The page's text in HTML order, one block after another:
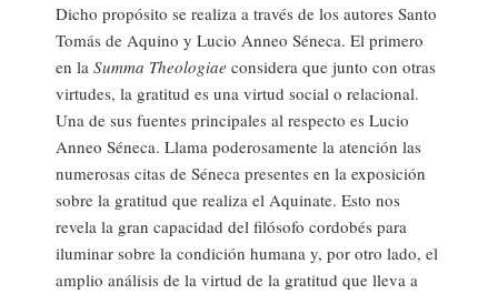
Dicho propósito se realiza a través de los autores Santo
Tomás de Aquino y Lucio Anneo Séneca. El primero
en la Summa Theologiae considera que junto con otras
virtudes, la gratitud es una virtud social o relacional.
Una de sus fuentes principales al respecto es Lucio
Anneo Séneca. Llama poderosamente la atención las
numerosas citas de Séneca presentes en la exposición
sobre la gratitud que realiza el Aquinate. Esto nos
revela la gran capacidad del filósofo cordobés para
iluminar sobre la condición humana y, por otro lado, el
amplio análisis de la virtud de la gratitud que lleva a